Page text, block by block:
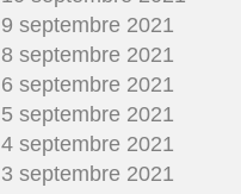
9 septembre 2021
8 septembre 2021
6 septembre 2021
5 septembre 2021
4 septembre 2021
3 septembre 2021